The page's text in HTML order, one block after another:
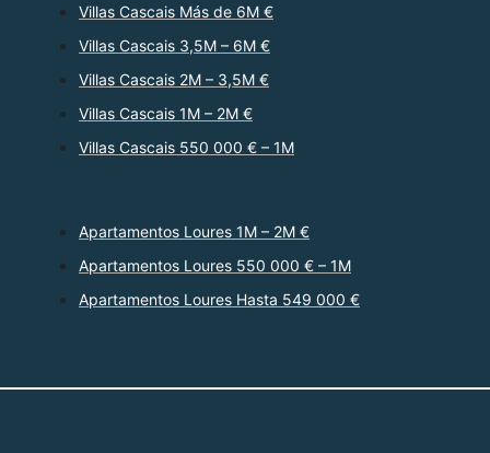
Villas Cascais Más de 6M €
Villas Cascais 3,5M – 6M €
Villas Cascais 2M – 3,5M €
Villas Cascais 1M – 2M €
Villas Cascais 550 000 € – 1M
Apartamentos Loures 1M – 2M €
Apartamentos Loures 550 000 € – 1M
Apartamentos Loures Hasta 549 000 €